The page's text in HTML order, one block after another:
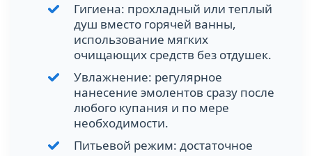
Гигиена: прохладный или теплый
душ вместо горячей ванны,
использование мягких
очищающих средств без отдушек.
Увлажнение: регулярное
нанесение эмолентов сразу после
любого купания и по мере
необходимости.
Питьевой режим: достаточное